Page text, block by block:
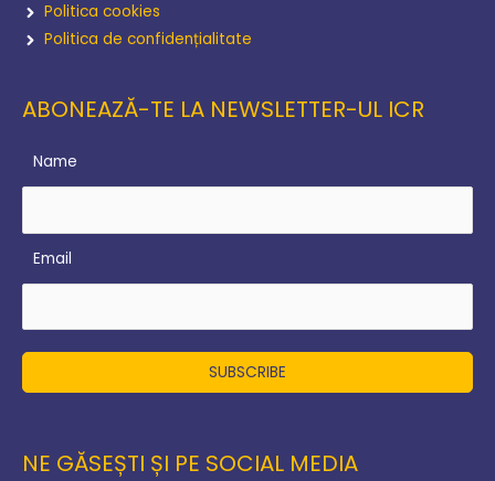
Politica cookies
Politica de confidențialitate
ABONEAZĂ-TE LA NEWSLETTER-UL ICR
Name
Email
NE GĂSEȘTI ȘI PE SOCIAL MEDIA